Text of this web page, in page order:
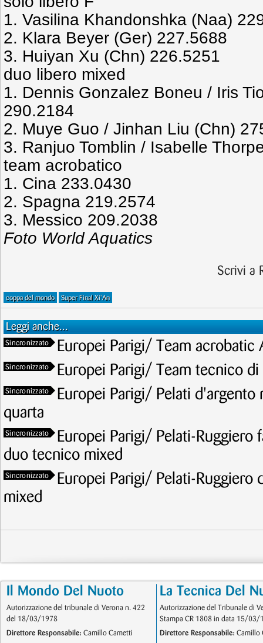
1. Vasilina Khandonshka (Naa)
2. Klara Beyer (Ger) 227.5688
3. Huiyan Xu (Chn) 226.5251
duo libero mixed
1. Dennis Gonzalez Boneu / Iris
290.2184
2. Muye Guo / Jinhan Liu (Chn)
3. Ranjuo Tomblin / Isabelle
team acrobatico
1. Cina 233.0430
2. Spagna 219.2574
3. Messico 209.2038
Foto World Aquatics
Scrivi a
coppa del mondo Super Final Xi'An
Leggi anche...
Sincronizzato Europei Parigi/ Team acrobatic
Sincronizzato Europei Parigi/ Team tecnico
Sincronizzato
Europei Parigi/ Pelati
quarta
Sincronizzato
Europei Parigi/ Pelati-
duo tecnico mixed
Sincronizzato
Europei Parigi/ Pelati-
mixed
Il Mondo Del Nuoto
Autorizzazione del tribunale di Verona n. 422
del 18/03/1978
Direttore Responsabile: Camillo Cametti
La Tecnica Del
Autorizzazione del Tribunale di
Stampa CR 1808 in data 15/03/
Direttore Responsabile: Camillo